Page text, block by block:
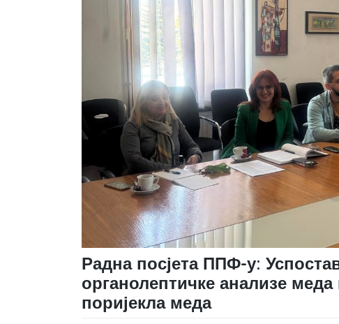
Радна посјета ППФ-у:
органолептичке анализе
поријекла меда